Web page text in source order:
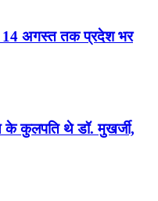
से 14 अगस्त तक प्रदेश भर
के कुलपति थे डॉ. मुखर्जी,